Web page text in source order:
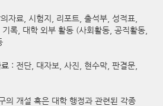
자료, 시험지, 리포트, 출석부, 성적표,
록, 대학 외부 활동 (사회활동, 공직활동,
: 전단, 대자보, 사진, 현수막, 판결문,
의 개설 혹은 대학 행정과 관련된 각종